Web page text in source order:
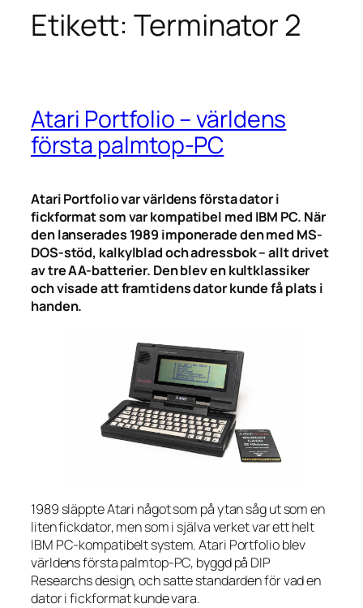
Etikett:Terminator 2
Atari Portfolio – världens
första palmtop-PC
Atari Portfolio var världens första dator i
fickformat som var kompatibel med IBM PC. När
den lanserades 1989 imponerade den med MS-
DOS-stöd, kalkylblad och adressbok – allt drivet
av tre AA-batterier. Den blev en kultklassiker
och visade att framtidens dator kunde få plats i
handen.
1989 släppte Atari något som på ytan såg ut som en
liten fickdator, men som i själva verket var ett helt
IBM PC-kompatibelt system. Atari Portfolio blev
världens första palmtop-PC, byggd på DIP
Researchs design, och satte standarden för vad en
dator i fickformat kunde vara.